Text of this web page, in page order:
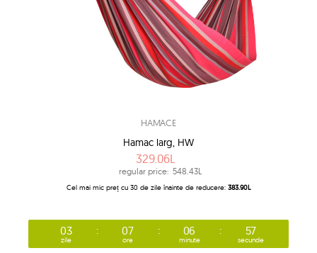
HAMACE
Hamac larg, HW
329.06L
regular price: 548.43L
Cel mai mic preț cu 30 de zile înainte de reducere: 383.90L
03
zile
07
ore
06
minute
56
secunde